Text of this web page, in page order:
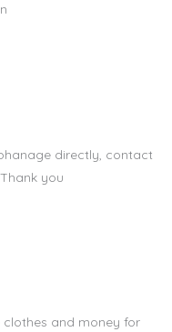
directly, contact
you
clothes and money for